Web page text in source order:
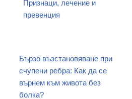
Признаци, лечение и
превенция
Бързо възстановяване при
счупени ребра: Как да се
върнем към живота без
болка?